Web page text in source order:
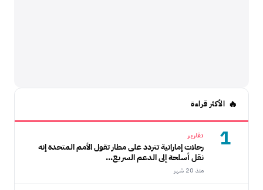
الأكثر قراءة
1 تقارير
رحلات إماراتية تتردد على مطار تقول الأمم المتحدة إنه
نقل أسلحة إلى الدعم السريع...
منذ 20 شهر